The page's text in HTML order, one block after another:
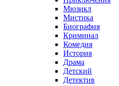
Мюзикл
Мистика
Биография
Криминал
Комедия
История
Драма
Детский
Детектив